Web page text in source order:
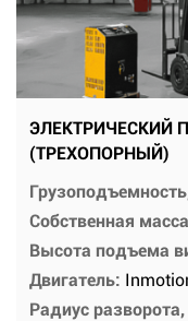
ЭЛЕКТРИЧЕСКИЙ
(ТРЕХОПОРНЫЙ)
Собственная
Высота подъема
Двигатель:
Радиус